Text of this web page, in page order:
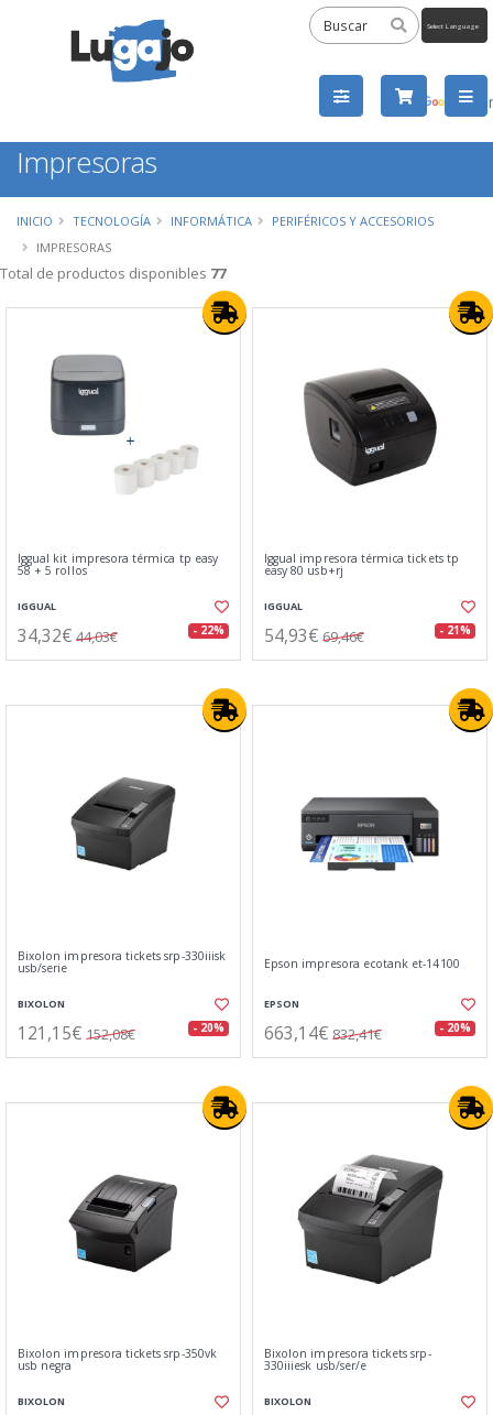
by
Impresoras
INICIO TECNOLOGÍA INFORMÁTICA
PERIFÉRICOS Y ACCESORIOS
IMPRESORAS
Total de productos disponibles 77
Iggual kit impresora térmica tp easy
58 + 5 rollos
IGGUAL
34,32€ 44,03€ - 22%
Iggual impresora térmica tickets tp
easy 80 usb+rj
IGGUAL
54,93€ 69,46€ - 21%
Bixolon impresora tickets srp-330iiisk
usb/serie
BIXOLON
121,15€ 152,08€ - 20%
Epson impresora ecotank et-14100
EPSON
663,14€ 832,41€ - 20%
Bixolon impresora tickets srp-350vk
usb negra
BIXOLON
Bixolon impresora tickets srp-
330iiiesk usb/ser/e
BIXOLON